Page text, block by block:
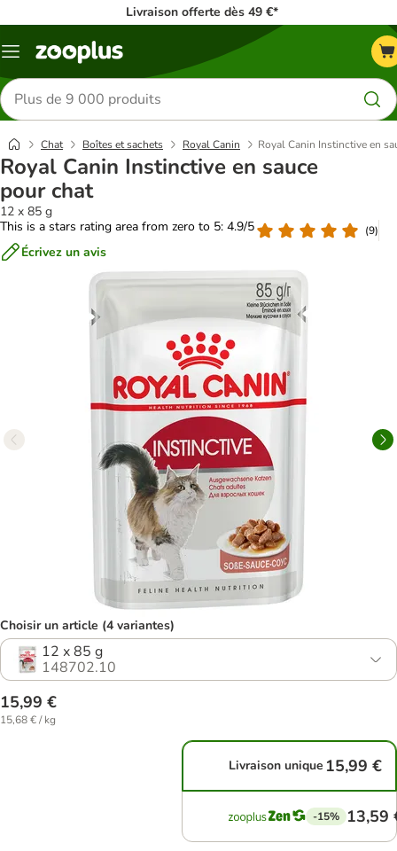
Livraison offerte dès 49 €*
Menu
Rechercher
des
produits
Chat Boîtes et sachets Royal Canin Royal Canin Instinctive en
Royal Canin Instinctive en sauce
pour chat
12 x 85 g
This is a stars rating area from zero to 5: 4.9/5
(9)
Écrivez un avis
Choisir un article (4 variantes)
12 x 85 g
148702.10
15,99 €
15,68 € / kg
Livraison unique 15,99 €
-15% 13,59